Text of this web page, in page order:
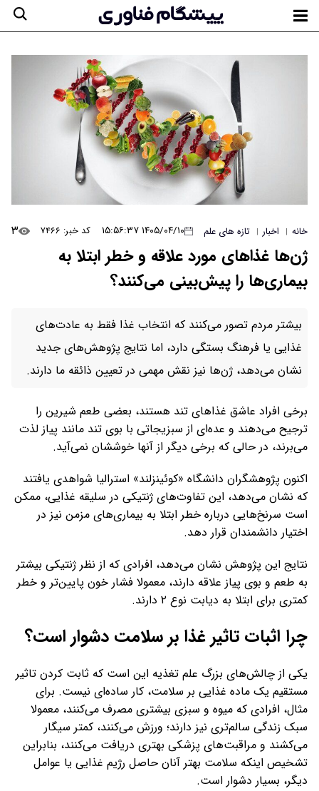
خانه | اخبار | تازه های علم ۱۴۰۵/۰۴/۱۰ ۱۵:۵۶:۳۷ کد خبر: ۷۴۶۶ ۳
ژن‌ها غذاهای مورد علاقه و خطر ابتلا به
بیماری‌ها را پیش‌بینی می‌کنند؟
بیشتر مردم تصور می‌کنند که انتخاب غذا فقط به عادت‌های
غذایی یا فرهنگ بستگی دارد، اما نتایج پژوهش‌های جدید
نشان می‌دهد، ژن‌ها نیز نقش مهمی در تعیین ذائقه ما دارند.
برخی افراد عاشق غذاهای تند هستند، بعضی طعم شیرین را
ترجیح می‌دهند و عده‌ای از سبزیجاتی با بوی تند مانند پیاز لذت
می‌برند، در حالی که برخی دیگر از آنها خوششان نمی‌آید.
اکنون پژوهشگران دانشگاه «کوئینزلند» استرالیا شواهدی یافتند
که نشان می‌دهد، این تفاوت‌های ژنتیکی در سلیقه غذایی، ممکن
است سرنخ‌هایی درباره خطر ابتلا به بیماری‌های مزمن نیز در
اختیار دانشمندان قرار دهد.
نتایج این پژوهش نشان می‌دهد، افرادی که از نظر ژنتیکی بیشتر
به طعم و بوی پیاز علاقه دارند، معمولا فشار خون پایین‌تر و خطر
کمتری برای ابتلا به دیابت نوع ۲ دارند.
چرا اثبات تاثیر غذا بر سلامت دشوار است؟
یکی از چالش‌های بزرگ علم تغذیه این است که ثابت کردن تاثیر
مستقیم یک ماده غذایی بر سلامت، کار ساده‌ای نیست. برای
مثال، افرادی که میوه و سبزی بیشتری مصرف می‌کنند، معمولا
سبک زندگی سالم‌تری نیز دارند؛ ورزش می‌کنند، کمتر سیگار
می‌کشند و مراقبت‌های پزشکی بهتری دریافت می‌کنند، بنابراین
تشخیص اینکه سلامت بهتر آنان حاصل رژیم غذایی یا عوامل
دیگر، بسیار دشوار است.